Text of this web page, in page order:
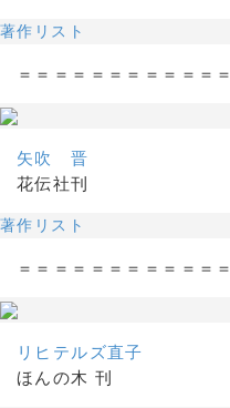
著作リスト
＝＝＝＝＝＝＝＝＝＝＝＝
矢吹 晋
花伝社刊
著作リスト
＝＝＝＝＝＝＝＝＝＝＝＝
リヒテルズ直子
ほんの木 刊